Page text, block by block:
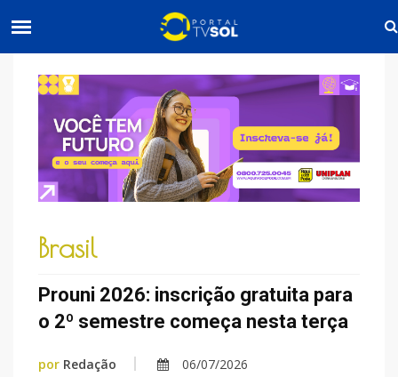
Brasil
Prouni 2026: inscrição gratuita para
o 2º semestre começa nesta terça
por Redação 06/07/2026